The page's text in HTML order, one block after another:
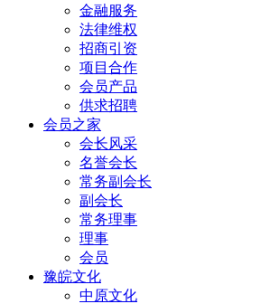
金融服务
法律维权
招商引资
项目合作
会员产品
供求招聘
会员之家
会长风采
名誉会长
常务副会长
副会长
常务理事
理事
会员
豫皖文化
中原文化